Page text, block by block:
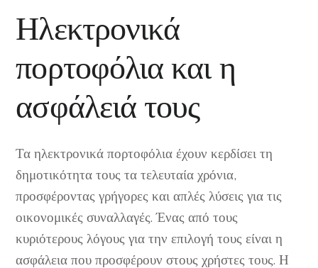
Ηλεκτρονικά
πορτοφόλια και η
ασφάλειά τους
Τα ηλεκτρονικά πορτοφόλια έχουν κερδίσει τη
δημοτικότητα τους τα τελευταία χρόνια,
προσφέροντας γρήγορες και απλές λύσεις για τις
οικονομικές συναλλαγές. Ένας από τους
κυριότερους λόγους για την επιλογή τους είναι η
ασφάλεια που προσφέρουν στους χρήστες τους. Η